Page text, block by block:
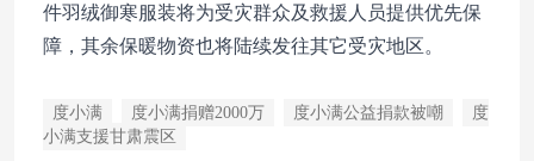
件羽绒御寒服装将为受灾群众及救援人员提供优先保
障，其余保暖物资也将陆续发往其它受灾地区。
度小满 度小满捐赠2000万 度小满公益捐款被嘲
度
小满支援甘肃震区